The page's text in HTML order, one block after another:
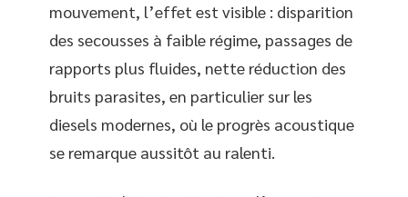
mouvement, l’effet est visible : disparition
des secousses à faible régime, passages de
rapports plus fluides, nette réduction des
bruits parasites, en particulier sur les
diesels modernes, où le progrès acoustique
se remarque aussitôt au ralenti.